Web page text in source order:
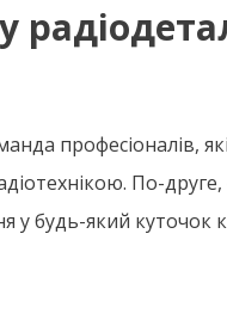
професіоналів,
По-
у будь-який куточок